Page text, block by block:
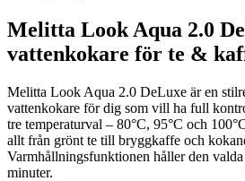
Melitta Look Aqua 2.0
vattenkokare för te &
Melitta Look Aqua 2.0 DeLuxe är en
vattenkokare för dig som vill ha full
tre temperaturval – 80°C, 95°C och
allt från grönt te till bryggkaffe och
Varmhållningsfunktionen håller den
minuter.